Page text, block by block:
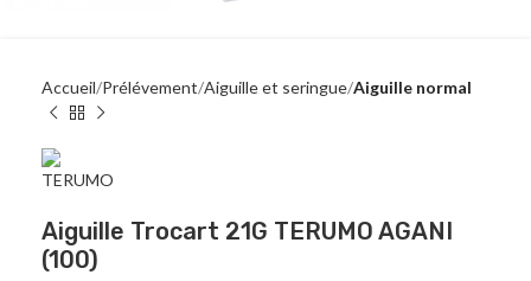
Accueil Prélévement Aiguille et seringue Aiguille normal
Aiguille Trocart 21G TERUMO AGANI
(100)